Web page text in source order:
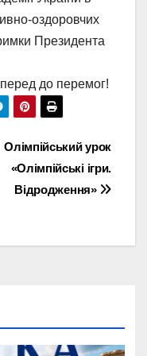
оздоровчих
Президента
до перемог!
Олімпійський урок
«Олімпійські ігри.
Відродження»